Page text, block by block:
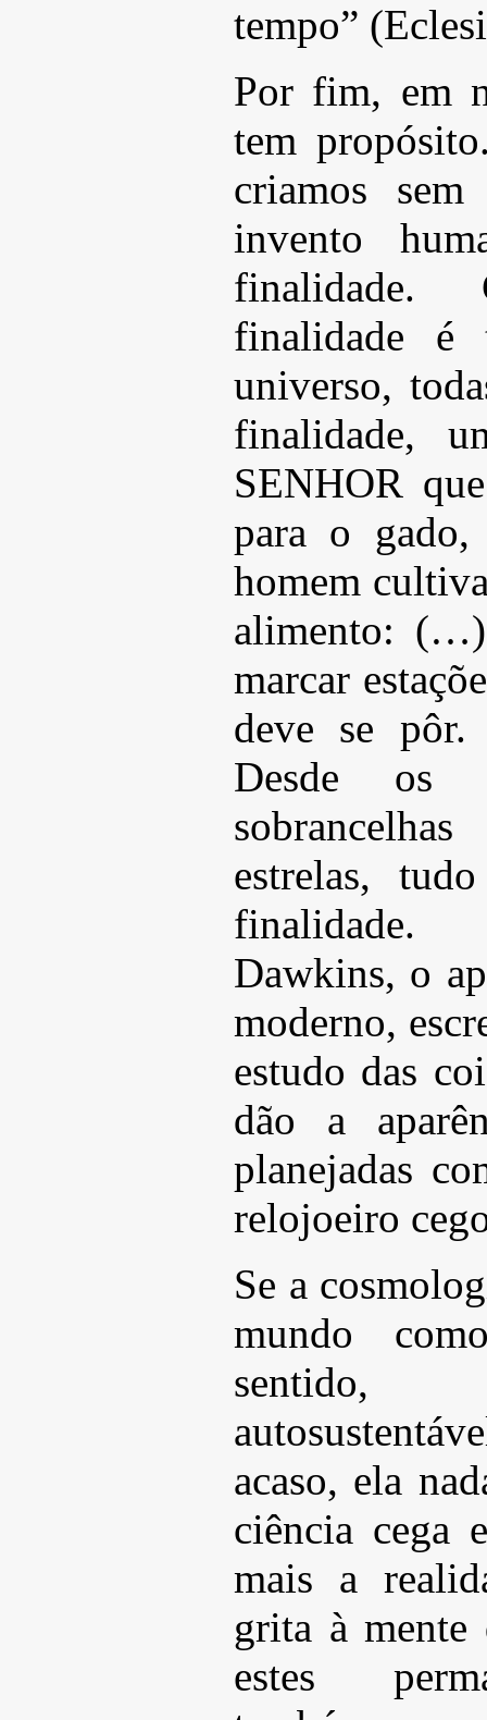
tempo”
Por fim, em
tem
criamos
invento
finalidade é
universo,
finalidade,
SENHOR
para o
homem
alimento:
marcar
deve se pôr.
Desde os
estrelas,
finalidade.
Dawkins, o
moderno,
estudo das
dão a
planejadas
relojoeiro
Se a
mundo
sentido,
acaso, ela
ciência cega
mais a
grita à mente
estes